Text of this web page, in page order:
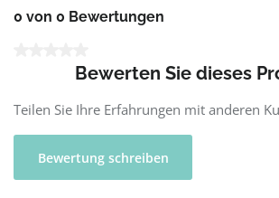
0 von 0 Bewertungen
Bewerten Sie dieses
Teilen Sie Ihre Erfahrungen mit anderen
Bewertung schreiben